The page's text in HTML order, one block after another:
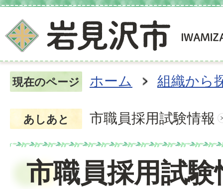
現在のページ ホーム 組織から
あしあと 市職員採用試験情報
市職員採用試験